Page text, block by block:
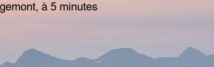
à 5 minutes